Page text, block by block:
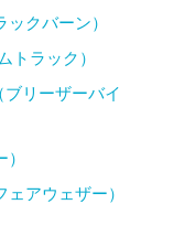
クバーン）
トラック）
リーザーバイ
アウェザー）